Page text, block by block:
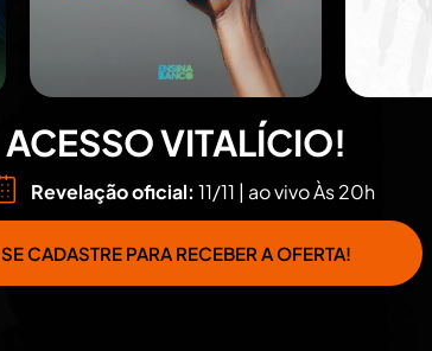
ACESSO VITALÍCIO!
Revelação oficial: 11/11 | ao vivo Às 20h
SE CADASTRE PARA RECEBER A OFERTA!